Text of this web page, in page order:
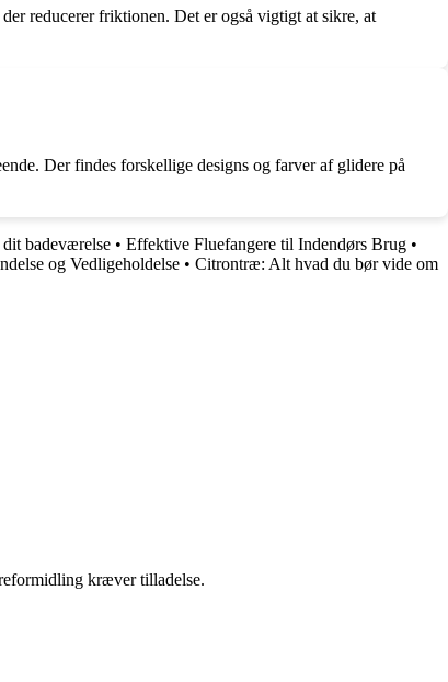
reducerer friktionen. Det er også vigtigt at sikre, at
Der findes forskellige designs og farver af glidere på
badeværelse • Effektive Fluefangere til Indendørs Brug •
og Vedligeholdelse • Citrontræ: Alt hvad du bør vide om
kræver tilladelse.